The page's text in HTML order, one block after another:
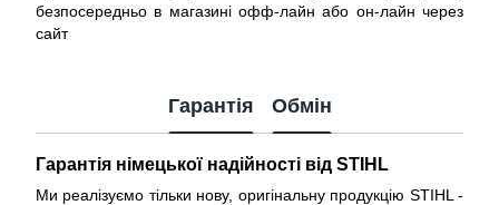
безпосередньо в магазині офф-лайн або он-лайн через
сайт
Гарантія Обмін
Гарантія німецької надійності від STIHL
Ми реалізуємо тільки нову, оригінальну продукцію STIHL -